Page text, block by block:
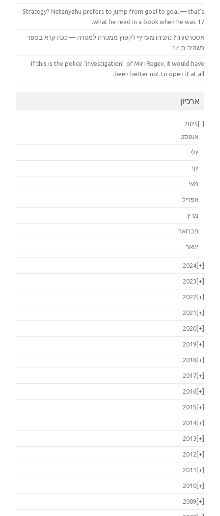
Strategy? Netanyahu prefers to jump from goal to goal — that's
what he read in a book when he was 17.
אסטרטגיה? נתניהו מעדיף לקפוץ ממטרה למטרה — ככה קרא בספר
כשהיה בן 17
If this is the police "investigation" of Miri Regev, it would have
been better not to open it at all.
ארכיון
[-]
2025
אוגוסט
יולי
יוני
מאי
אפריל
מרץ
פברואר
ינואר
[+]
2024
[+]
2023
[+]
2022
[+]
2021
[+]
2020
[+]
2019
[+]
2018
[+]
2017
[+]
2016
[+]
2015
[+]
2014
[+]
2013
[+]
2012
[+]
2011
[+]
2010
[+]
2009